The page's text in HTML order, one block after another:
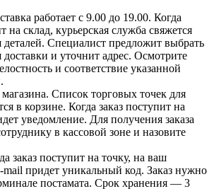
работает с 9.00 до 19.00. Когда
на склад, курьерская служба свяжется
деталей. Специалист предложит выбрать
доставки и уточнит адрес. Осмотрите
и соответствие указанной
Список торговых точек для
в корзине. Когда заказ поступит на
уведомление. Для получения заказа
в кассовой зоне и назовите
заказ поступит на точку, на ваш
mail придет уникальный код. Заказ нужно
постамата. Срок хранения — 3